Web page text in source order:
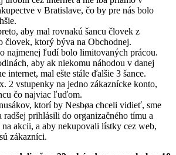
v Bratislave, čo by pre nás bolo
aby mal rovnakú šancu človek z
človek, ktorý býva na Obchodnej.
najmenej ľudí bolo limitovaných prácou.
aby ak niekomu náhodou v danej
internet, mal ešte stále ďalšie 3 šance.
2 vstupenky na jedno zákaznícke konto,
čo najviac ľuďom.
ktorí by Nesbøa chceli vidieť, sme
radšej prihlásili do organizačného tímu a
akcii, a aby nekupovali lístky cez web,
zákazníci.